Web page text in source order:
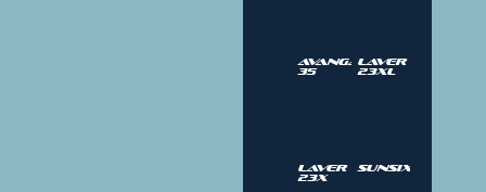
Avangarda
35
Laver
23XL
Laver
23X
SUNSIX